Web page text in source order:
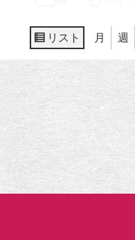
リスト
表
示
月 週